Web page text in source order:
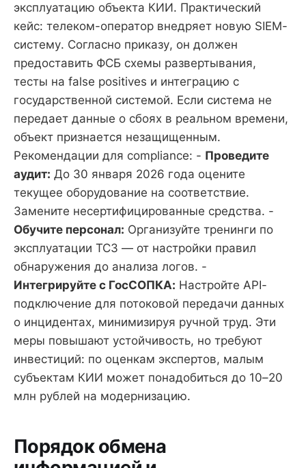
эксплуатацию объекта КИИ. Практический
кейс: телеком-оператор внедряет новую SIEM-
систему. Согласно приказу, он должен
предоставить ФСБ схемы развертывания,
тесты на false positives и интеграцию с
государственной системой. Если система не
передает данные о сбоях в реальном времени,
объект признается незащищенным.
Рекомендации для compliance: - Проведите
аудит: До 30 января 2026 года оцените
текущее оборудование на соответствие.
Замените несертифицированные средства. -
Обучите персонал: Организуйте тренинги по
эксплуатации ТСЗ — от настройки правил
обнаружения до анализа логов. -
Интегрируйте с ГосСОПКА: Настройте API-
подключение для потоковой передачи данных
о инцидентах, минимизируя ручной труд. Эти
меры повышают устойчивость, но требуют
инвестиций: по оценкам экспертов, малым
субъектам КИИ может понадобиться до 10–20
млн рублей на модернизацию.
Порядок обмена